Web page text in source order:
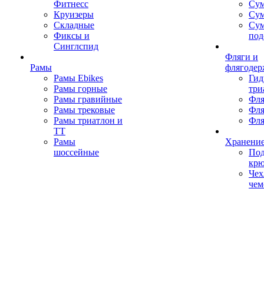
Фитнесс
Круизеры
Складные
Фиксы и
Синглспид
Рамы
Рамы Ebikes
Рамы горные
Рамы гравийные
Рамы трековые
Рамы триатлон и
ТТ
Рамы
шоссейные
Фляги и